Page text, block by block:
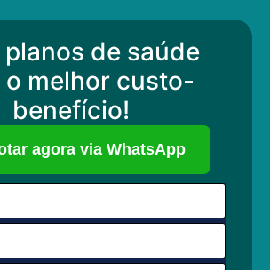
de saúde
o melhor custo-
benefício!
agora via WhatsApp